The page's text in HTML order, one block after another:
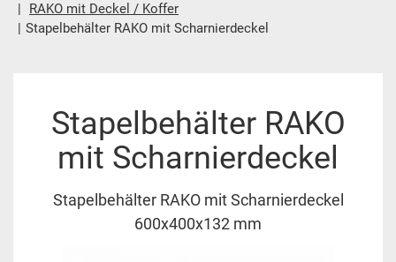
RAKO mit Deckel / Koffer
Stapelbehälter RAKO mit Scharnierdeckel
Stapelbehälter RAKO
mit Scharnierdeckel
Stapelbehälter RAKO mit Scharnierdeckel
600x400x132 mm